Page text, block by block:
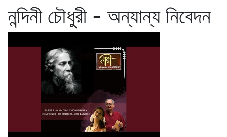
নন্দিনী চৌধুরী - অন্যান্য নিবেদন